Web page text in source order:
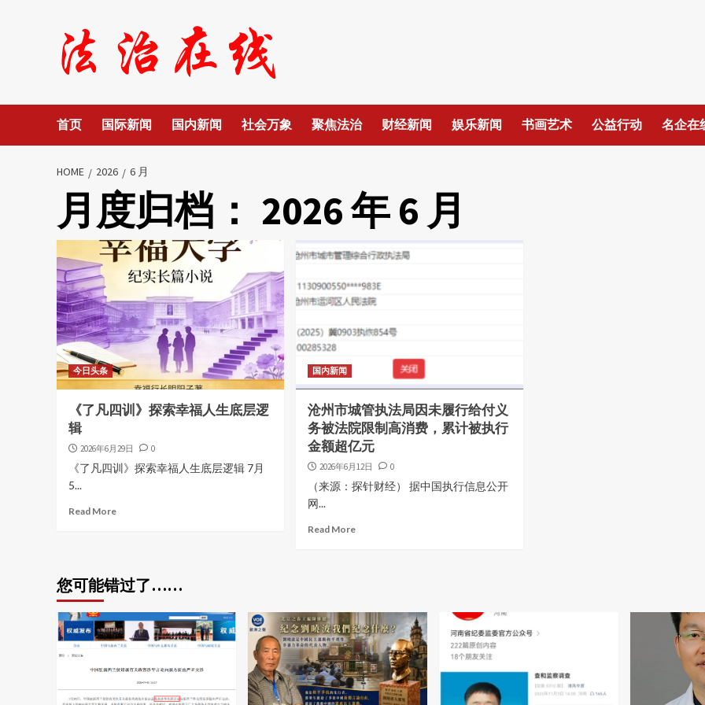
首页 国际新闻 国内新闻 社会万象 聚焦法治 财经新闻 娱乐新闻 书画艺术 公益行动 名企在
HOME 2026 6 月
月度归档： 2026 年 6 月
今日头条
《了凡四训》探索幸福人生底层逻
辑
2026年6月29日 0
《了凡四训》探索幸福人生底层逻辑 7月
5...
Read More
国内新闻
沧州市城管执法局因未履行给付义
务被法院限制高消费，累计被执行
金额超亿元
2026年6月12日 0
（来源：探针财经） 据中国执行信息公开
网...
Read More
您可能错过了……